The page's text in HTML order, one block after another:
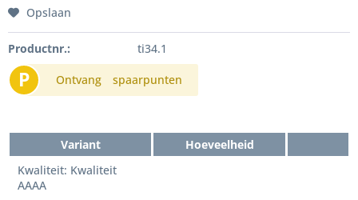
Opslaan
Productnr.: ti34.1
P Ontvang spaarpunten
Variant
Hoeveelheid
Kwaliteit: Kwaliteit
AAAA